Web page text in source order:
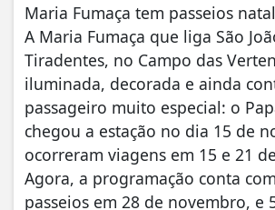
Maria Fumaça tem passeios
A Maria Fumaça que liga São
Tiradentes, no Campo das
iluminada, decorada e ainda
passageiro muito especial: o
chegou a estação no dia 15 de
ocorreram viagens em 15 e 21
Agora, a programação conta
passeios em 28 de novembro, e